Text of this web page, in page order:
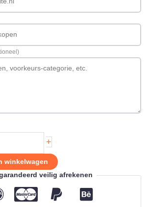
+
winkelwagen
veilig afrekenen